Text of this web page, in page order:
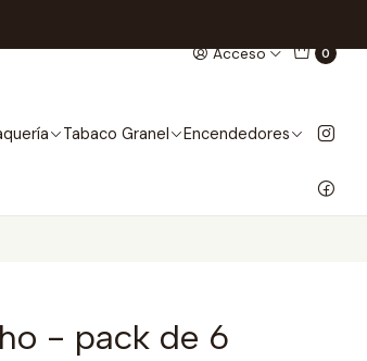
Acceso 0
Tabaco Granel Encendedores
- pack de 6